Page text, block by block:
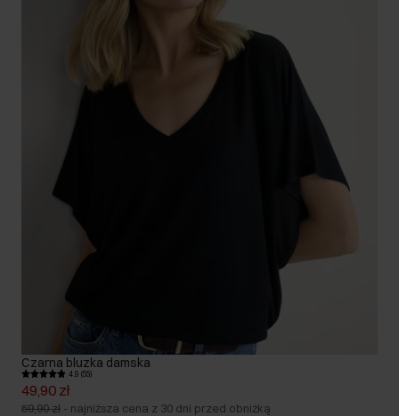
Czarna bluzka damska
4.9 (55)
49,90 zł
59,90 zł - najniższa cena z 30 dni przed obniżką